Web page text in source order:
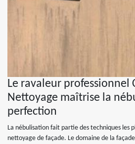
Le ravaleur professionnel
Nettoyage maîtrise la
perfection
La nébulisation fait partie des techniques les
nettoyage de façade. Le domaine de la